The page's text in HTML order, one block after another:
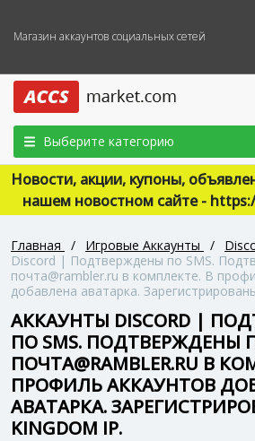
Магазин аккаунтов социальных сетей
Выберите категорию
Новости, акции, купоны,
нашем новостном сайте -
Главная / Игровые Аккаунты /
Discord | Подтверждены по SMS.
почта@rambler.ru в комплекте. В
добавлена аватарка.
АККАУНТЫ DISCORD |
ПО SMS. ПОДТВЕРЖДЕНЫ
ПОЧТА@RAMBLER.RU В
ПРОФИЛЬ АККАУНТОВ
АВАТАРКА.
KINGDOM IP.